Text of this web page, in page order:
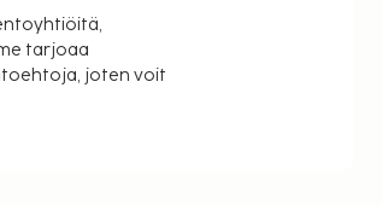
tarjoaa
joten voit